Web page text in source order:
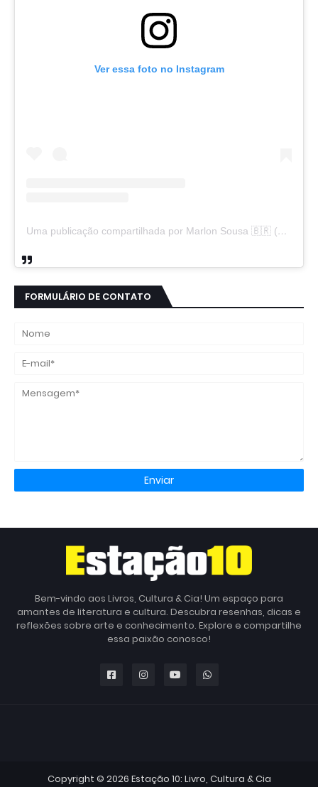
Ver essa foto no Instagram
Uma publicação compartilhada por Marlon Sousa 🇧🇷 (@marlon_xlt50)
FORMULÁRIO DE CONTATO
Bem-vindo aos Livros, Cultura & Cia! Um espaço para
amantes de literatura e cultura. Descubra resenhas, dicas e
reflexões sobre arte e conhecimento. Explore e compartilhe
essa paixão conosco!
Copyright © 2026 Estação 10: Livro, Cultura & Cia